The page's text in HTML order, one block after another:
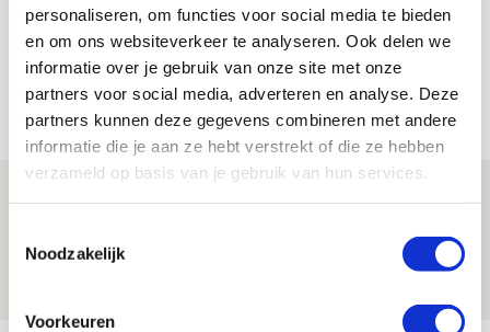
personaliseren, om functies voor social media te bieden
en om ons websiteverkeer te analyseren. Ook delen we
informatie over je gebruik van onze site met onze
partners voor social media, adverteren en analyse. Deze
partners kunnen deze gegevens combineren met andere
informatie die je aan ze hebt verstrekt of die ze hebben
verzameld op basis van je gebruik van hun services.
Noodzakelijk
Voorkeuren
Net binnen //
Spelen bij Jong Ajax of Ajax 1? Dat
08 AUGUSTUS 2026 - 10:04